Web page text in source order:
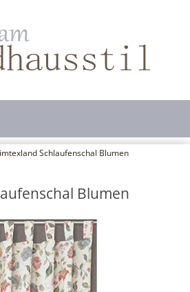
Schlaufenschal Blumen
Blumen